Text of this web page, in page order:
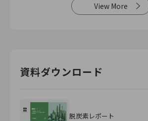
View More
資料ダウンロード
脱炭素レポート